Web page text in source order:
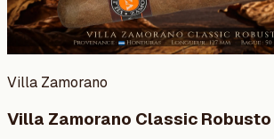
Villa Zamorano
Villa Zamorano Classic Robusto